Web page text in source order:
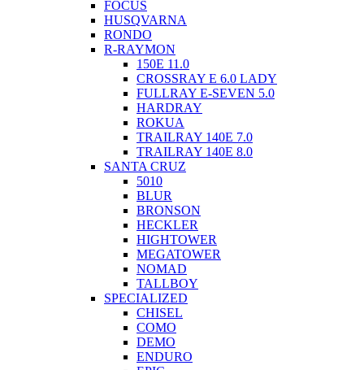
FOCUS
HUSQVARNA
RONDO
R-RAYMON
150E 11.0
CROSSRAY E 6.0 LADY
FULLRAY E-SEVEN 5.0
HARDRAY
ROKUA
TRAILRAY 140E 7.0
TRAILRAY 140E 8.0
SANTA CRUZ
5010
BLUR
BRONSON
HECKLER
HIGHTOWER
MEGATOWER
NOMAD
TALLBOY
SPECIALIZED
CHISEL
COMO
DEMO
ENDURO